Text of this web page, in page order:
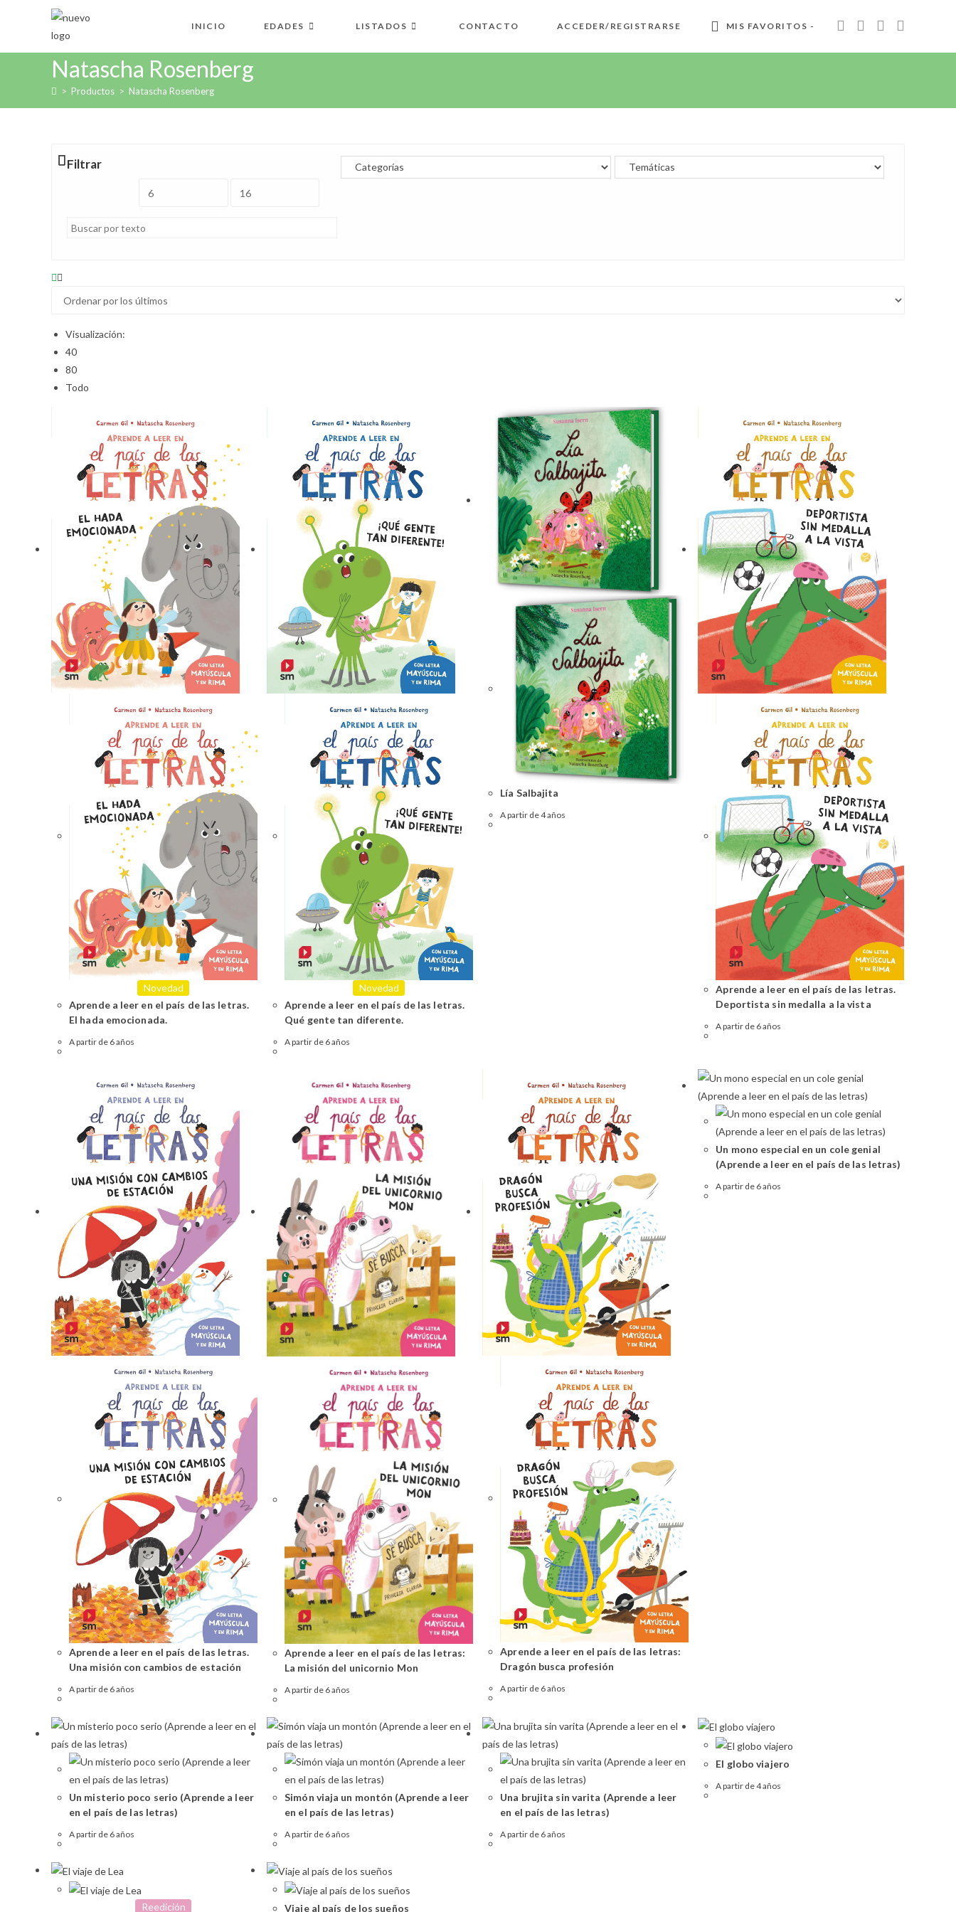
INICIO EDADES LISTADOS CONTACTO ACCEDER/REGISTRARSE MIS FAVORITOS -
Natascha Rosenberg
> Productos > Natascha Rosenberg
Filtrar
Visualización:
40
80
Todo
Novedad
Aprende a leer en el país de las letras.
El hada emocionada.
A partir de 6 años
Novedad
Aprende a leer en el país de las letras.
Qué gente tan diferente.
A partir de 6 años
Lía Salbajita
A partir de 4 años
Aprende a leer en el país de las letras.
Deportista sin medalla a la vista
A partir de 6 años
Aprende a leer en el país de las letras.
Una misión con cambios de estación
A partir de 6 años
Aprende a leer en el país de las letras:
La misión del unicornio Mon
A partir de 6 años
Aprende a leer en el país de las letras:
Dragón busca profesión
A partir de 6 años
Un mono especial en un cole genial
(Aprende a leer en el país de las letras)
A partir de 6 años
Un misterio poco serio (Aprende a leer
en el país de las letras)
A partir de 6 años
Simón viaja un montón (Aprende a leer
en el país de las letras)
A partir de 6 años
Una brujita sin varita (Aprende a leer
en el país de las letras)
A partir de 6 años
El globo viajero
A partir de 4 años
Reedición
Viaje al país de los sueños